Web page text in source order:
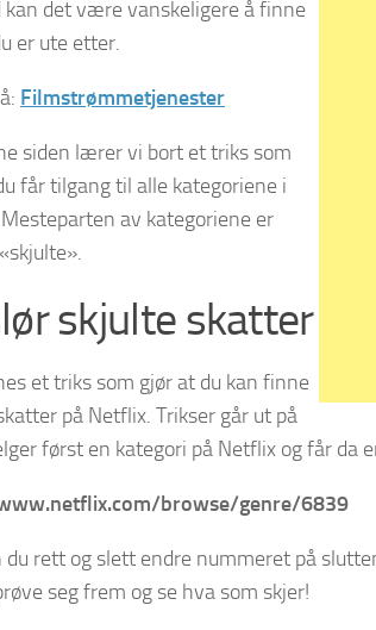
kan det være vanskeligere å finne
er ute etter.
Filmstrømmetjenester
siden lærer vi bort et triks som
får tilgang til alle kategoriene i
av kategoriene er
skjulte skatter
et triks som gjør at du kan finne
på Netflix. Trikser går ut på
først en kategori på Netflix og får da
browse/genre/6839
du rett og slett endre nummeret på
seg frem og se hva som skjer!